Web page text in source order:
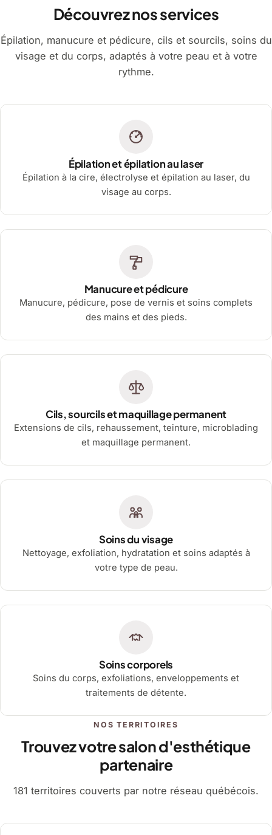
Découvrez nos services
Épilation, manucure et pédicure, cils et sourcils, soins du
visage et du corps, adaptés à votre peau et à votre
rythme.
Épilation et épilation au laser
Épilation à la cire, électrolyse et épilation au laser, du
visage au corps.
Manucure et pédicure
Manucure, pédicure, pose de vernis et soins complets
des mains et des pieds.
Cils, sourcils et maquillage permanent
Extensions de cils, rehaussement, teinture, microblading
et maquillage permanent.
Soins du visage
Nettoyage, exfoliation, hydratation et soins adaptés à
votre type de peau.
Soins corporels
Soins du corps, exfoliations, enveloppements et
traitements de détente.
NOS TERRITOIRES
Trouvez votre salon d'esthétique
partenaire
181 territoires couverts par notre réseau québécois.